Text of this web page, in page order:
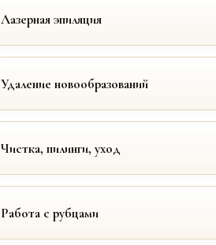
Лазерная эпиляция
Удаление новообразований
Чистка, пилинги, уход
Работа с рубцами